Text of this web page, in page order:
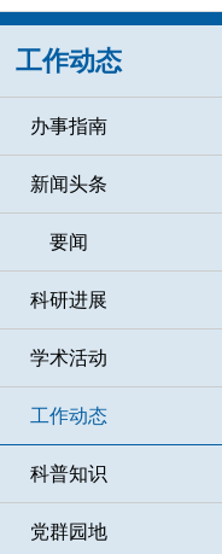
工作动态
办事指南
新闻头条
要闻
科研进展
学术活动
工作动态
科普知识
党群园地